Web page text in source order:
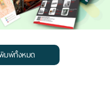
มพ์ทั้งหมด